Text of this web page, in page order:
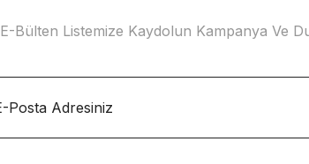
E-Bülten Listemize Kaydolun Kampanya Ve